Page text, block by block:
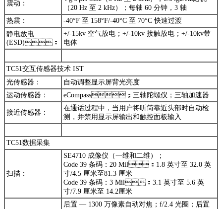
震动：
（20 Hz 至 2 kHz）；每轴 60 分钟，3 轴
热震：
-40°F 至 158°F/-40°C 至 70°C 快速过渡
静电放电
(ESD)：
+/-15kv 空气放电；+/-10kv 接触放电；+/-10kv带
电体
TC51交互传感器技术 IST
光传感器：
自动调整显示屏背光亮度
运动传感器：
eCompass；三轴陀螺仪；三轴加速器
接近传感器：
在通话过程中，当用户将听筒靠近头部时自动检
测，并禁用显示屏输出和触控面板输入
TC51数据采集
扫描：
SE4710 成像仪（一维和二维）；
Code 39 条码：20 Mil：1.8 英寸至 32.0 英
寸/4.5 厘米至81.3 厘米
Code 39 条码：3 Mil：3.1 英寸至 5.6 英
寸/7.9 厘米至 14.2厘米
后置 — 1300 万像素自动对焦；f/2.4 光圈；后置